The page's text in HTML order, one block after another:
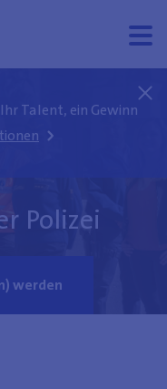
Menü
Menü
Talent, ein Gewinn
Polizei
werden